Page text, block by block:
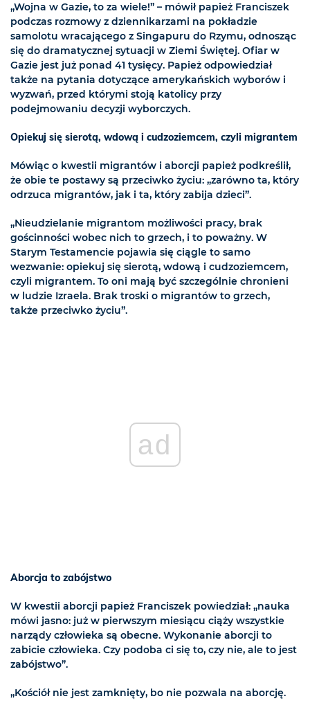
„Wojna w Gazie, to za wiele!” – mówił papież Franciszek
podczas rozmowy z dziennikarzami na pokładzie
samolotu wracającego z Singapuru do Rzymu, odnosząc
się do dramatycznej sytuacji w Ziemi Świętej. Ofiar w
Gazie jest już ponad 41 tysięcy. Papież odpowiedział
także na pytania dotyczące amerykańskich wyborów i
wyzwań, przed którymi stoją katolicy przy
podejmowaniu decyzji wyborczych.
Opiekuj się sierotą, wdową i cudzoziemcem, czyli migrantem
Mówiąc o kwestii migrantów i aborcji papież podkreślił,
że obie te postawy są przeciwko życiu: „zarówno ta, który
odrzuca migrantów, jak i ta, który zabija dzieci”.
„Nieudzielanie migrantom możliwości pracy, brak
gościnności wobec nich to grzech, i to poważny. W
Starym Testamencie pojawia się ciągle to samo
wezwanie: opiekuj się sierotą, wdową i cudzoziemcem,
czyli migrantem. To oni mają być szczególnie chronieni
w ludzie Izraela. Brak troski o migrantów to grzech,
także przeciwko życiu”.
ad
Aborcja to zabójstwo
W kwestii aborcji papież Franciszek powiedział: „nauka
mówi jasno: już w pierwszym miesiącu ciąży wszystkie
narządy człowieka są obecne. Wykonanie aborcji to
zabicie człowieka. Czy podoba ci się to, czy nie, ale to jest
zabójstwo”.
„Kościół nie jest zamknięty, bo nie pozwala na aborcję.